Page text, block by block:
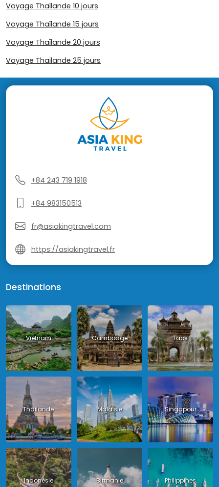
Voyage Thaïlande 10 jours
Voyage Thaïlande 15 jours
Voyage Thaïlande 20 jours
Voyage Thailande 25 jours
+84 243 719 1918
+84 983150513
fr@asiakingtravel.com
https://asiakingtravel.fr
Destinations
Vietnam Cambodge Laos
Thailande Malaisie Singapour
Indonésie Birmanie Philippines